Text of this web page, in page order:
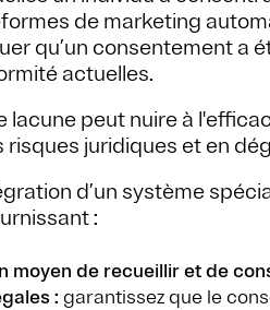
de marketing
qu’un consentement a
actuelles.
lacune peut nuire à
risques juridiques et en
d’un système
:
moyen de recueillir et de
: garantissez que le